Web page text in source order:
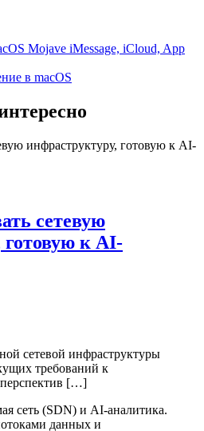
Mojave iMessage, iCloud, App
в macOS
сетевую
готовую к AI-
сетевой инфраструктуры
требований к
перспектив […]